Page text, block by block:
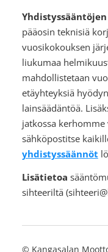
pääosin teknisiä
vuosikokouksen
liukumaa
mahdollistetaan
etäyhteyksiä
lainsäädäntöä.
jatkossa
sähköpostitse
yhdistyssäännöt
Lisätietoa
sihteeriltä
© Kangasalan